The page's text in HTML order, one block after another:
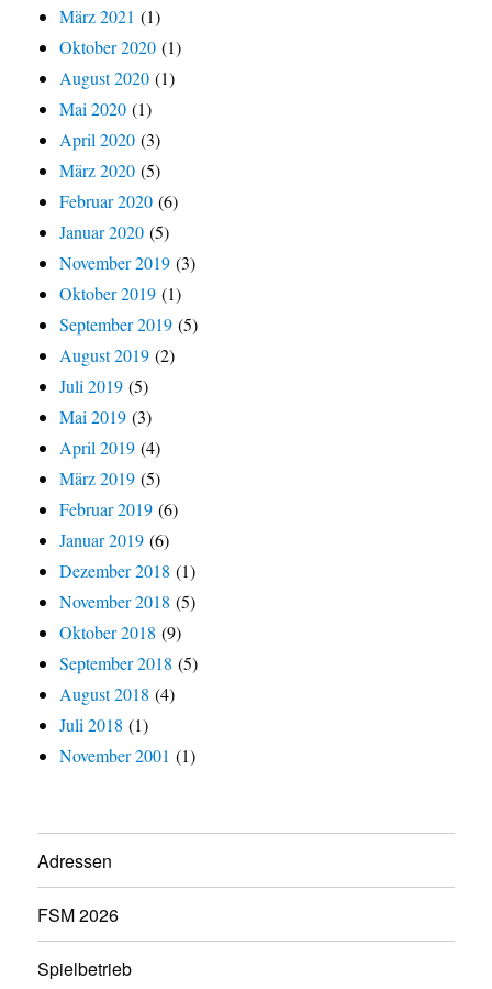
März 2021 (1)
Oktober 2020 (1)
August 2020 (1)
Mai 2020 (1)
April 2020 (3)
März 2020 (5)
Februar 2020 (6)
Januar 2020 (5)
November 2019 (3)
Oktober 2019 (1)
September 2019 (5)
August 2019 (2)
Juli 2019 (5)
Mai 2019 (3)
April 2019 (4)
März 2019 (5)
Februar 2019 (6)
Januar 2019 (6)
Dezember 2018 (1)
November 2018 (5)
Oktober 2018 (9)
September 2018 (5)
August 2018 (4)
Juli 2018 (1)
November 2001 (1)
Adressen
FSM 2026
Spielbetrieb